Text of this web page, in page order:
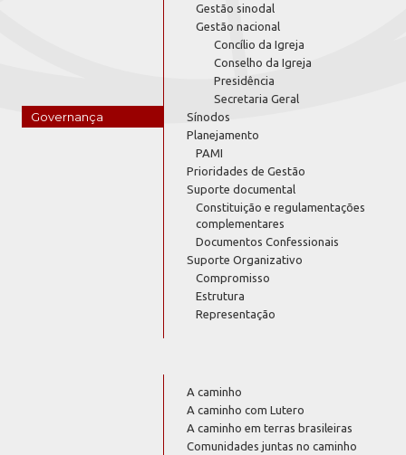
Governança
Gestão sinodal
Gestão nacional
Concílio da Igreja
Conselho da Igreja
Presidência
Secretaria Geral
Sínodos
Planejamento
PAMI
Prioridades de Gestão
Suporte documental
Constituição e regulamentações
complementares
Documentos Confessionais
Suporte Organizativo
Compromisso
Estrutura
Representação
A caminho
A caminho com Lutero
A caminho em terras brasileiras
Comunidades juntas no caminho